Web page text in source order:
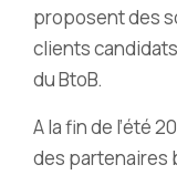
proposent des
clients
du BtoB.
A la fin de l’été
des partenaires